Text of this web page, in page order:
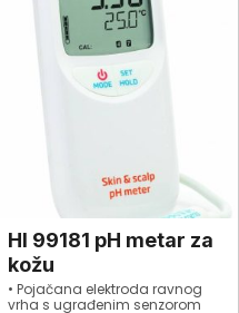
HI 99181 pH metar za
kožu
• Pojačana elektroda ravnog
vrha s ugrađenim senzorom